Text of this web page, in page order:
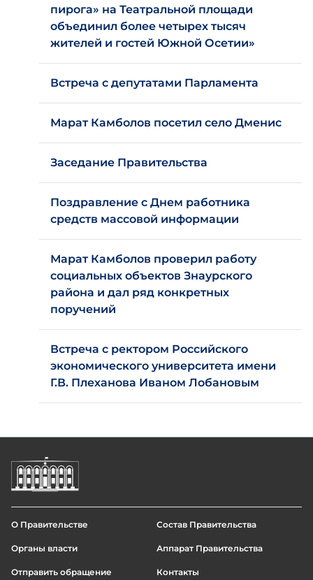
пирога» на Театральной площади
объединил более четырех тысяч
жителей и гостей Южной Осетии»
Встреча с депутатами Парламента
Марат Камболов посетил село Дменис
Заседание Правительства
Поздравление с Днем работника
средств массовой информации
Марат Камболов проверил работу
социальных объектов Знаурского
района и дал ряд конкретных
поручений
Встреча с ректором Российского
экономического университета имени
Г.В. Плеханова Иваном Лобановым
menu
О Правительстве Состав Правительства
Органы власти Аппарат Правительства
Отправить обращение Контакты